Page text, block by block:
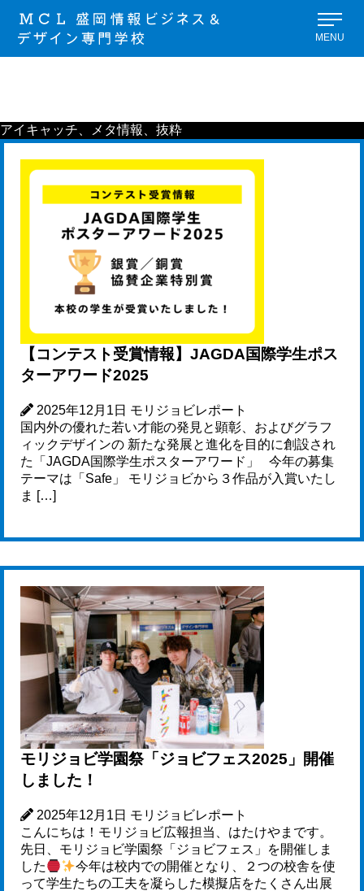
MENU
アイキャッチ、メタ情報、抜粋
【コンテスト受賞情報】JAGDA国際学生ポス
ターアワード2025
2025年12月1日 モリジョビレポート
国内外の優れた若い才能の発見と顕彰、およびグラフ
ィックデザインの 新たな発展と進化を目的に創設され
た「JAGDA国際学生ポスターアワード」 今年の募集
テーマは「Safe」 モリジョビから３作品が入賞いたし
ま […]
モリジョビ学園祭「ジョビフェス2025」開催
しました！
2025年12月1日 モリジョビレポート
こんにちは！モリジョビ広報担当、はたけやまです。
先日、モリジョビ学園祭「ジョビフェス」を開催しま
した
今年は校内での開催となり、２つの校舎を使
って学生たちの工夫を凝らした模擬店をたくさん出展